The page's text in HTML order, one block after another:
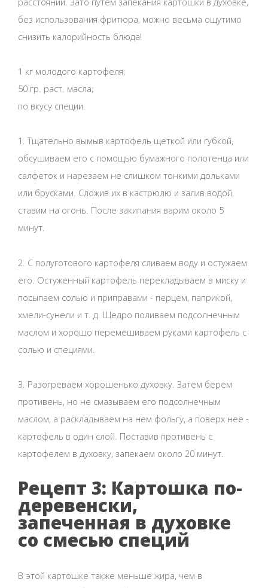
без использования фритюра, можно весьма ощутимо
снизить калорийность блюда!
1 кг молодого картофеля;
50 гр. раст. масла;
по вкусу специи.
1. Тщательно вымыв картофель щеткой или губкой,
обсушиваем его с помощью бумажного полотенца или
салфеток и нарезаем не слишком тонкими дольками
или брусками. Сложив их в кастрюлю и залив водой,
ставим на огонь. После закипания варим около 5
минут.
2. С полуготового картофеля сливаем воду и остужаем
его. Остуженный картофель перекладываем в миску и
посыпаем солью и приправами - перцем, паприкой,
хмели-сунели и т. д. Щедро поливаем подсолнечным
маслом и хорошо перемешиваем руками картофель с
солью и специями.
3. Разогреваем хорошенько духовку. Затем берем
противень, но не смазываем его подсолнечным
маслом, а раскладываем на нем фольгу, а поверх нее -
картофель в один слой. Поставив противень с
картофелем в духовку, запекаем около 20 минут.
Рецепт 3: Картошка по-
деревенски,
запеченная в духовке
со смесью специй
В этой картошке также меньше жира, чем в